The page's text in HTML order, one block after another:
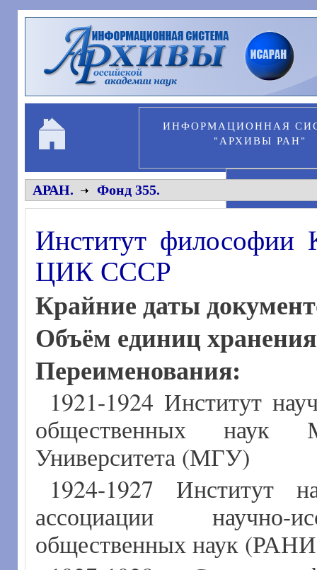
Перейти к основному содержанию
ИНФОРМАЦИОННАЯ
"АРХИВЫ РАН"
АРАН. Фонд 355.
Институт философии
ЦИК СССР
Крайние даты
Объём единиц
Переименования:
1921-1924 Институт
общественных наук
Университета (МГУ)
1924-1927 Институт
ассоциации научно-
общественных наук